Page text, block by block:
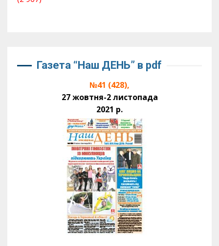
Газета “Наш ДЕНЬ” в pdf
№41 (428),
27 жовтня-2 листопада
2021 р.